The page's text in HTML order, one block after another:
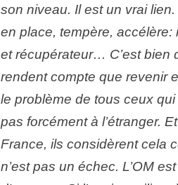
son niveau. Il est un vrai
en place, tempère,
et récupérateur… C’est bien
rendent compte que revenir
le problème de tous ceux
pas forcément à l’étranger.
France, ils considèrent cela
n’est pas un échec. L’OM